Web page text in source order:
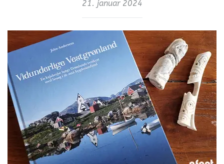
21. januar 2024